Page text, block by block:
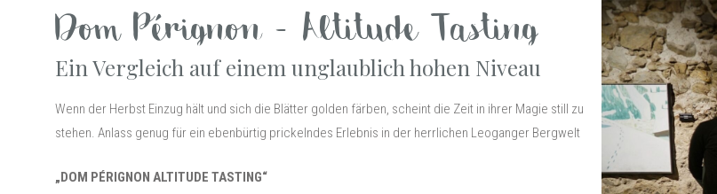
Dom Pérignon - Altitude Tasting
Ein Vergleich auf einem unglaublich hohen Niveau
Wenn der Herbst Einzug hält und sich die Blätter golden färben, scheint die Zeit in ihrer Magie still zu
stehen. Anlass genug für ein ebenbürtig prickelndes Erlebnis in der herrlichen Leoganger Bergwelt
„DOM PÉRIGNON ALTITUDE TASTING“